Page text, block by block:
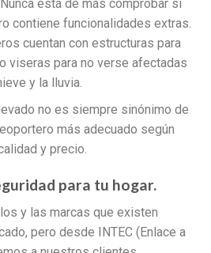
está de más comprobar si
contiene funcionalidades extras.
cuentan con estructuras para
viseras para no verse afectadas
y la lluvia.
no es siempre sinónimo de
más adecuado según
y precio.
para tu hogar.
y las marcas que existen
pero desde INTEC (Enlace a